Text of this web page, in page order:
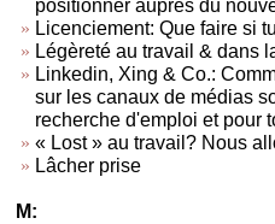
positionner auprès du
Licenciement: Que faire si
Légèreté au travail & dans
Linkedin, Xing & Co.:
sur les canaux de médias
recherche d'emploi et pour
« Lost » au travail? Nous
Lâcher prise
M: